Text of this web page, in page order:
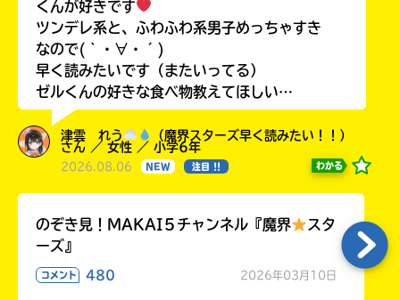
くんが好きです
ツンデレ系と、ふわふわ系男子めっちゃすき
なので(｀・∀・´)
早く読みたいです（またいってる）
ゼルくんの好きな食べ物教えてほしい…
津雲 れう
（魔界スターズ早く読みたい！！）
さん ／ 女性 ／ 小学6年
2026.08.06 NEW 注目 !! わかる
のぞき見！MAKAI５チャンネル『魔界
スタ
ーズ』
コメント 480 2026年03月10日